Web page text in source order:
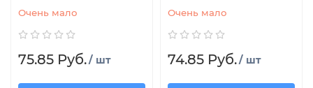
Очень мало
75.85 Руб./ шт
Очень мало
74.85 Руб./ шт